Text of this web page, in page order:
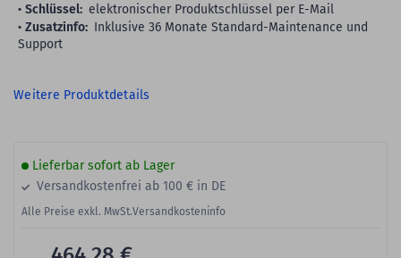
Schlüssel: elektronischer Produktschlüssel per E-Mail
Zusatzinfo: Inklusive 36 Monate Standard-Maintenance und
Support
Weitere Produktdetails
Lieferbar sofort ab Lager
Versandkostenfrei ab 100 € in DE
Alle Preise exkl. MwSt.Versandkosteninfo